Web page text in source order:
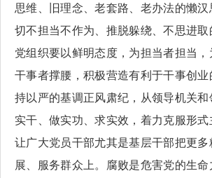
思维、旧理念、老套路、老办法的懒
切不担当不作为、推脱躲绕、不思进
党组织要以鲜明态度，为担当者担当
干事者撑腰，积极营造有利于干事创
持以严的基调正风肃纪，从领导机关
实干、做实功、求实效，着力克服形式
让广大党员干部尤其是基层干部把更
展、服务群众上。腐败是危害党的生